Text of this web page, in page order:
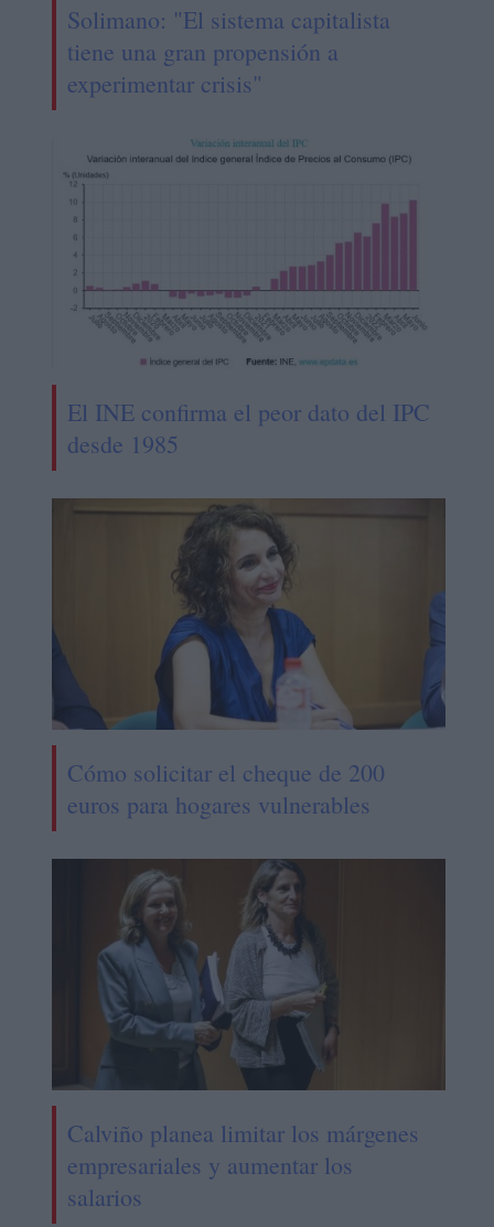
Solimano: "El sistema capitalista
tiene una gran propensión a
experimentar crisis"
El INE confirma el peor dato del IPC
desde 1985
Cómo solicitar el cheque de 200
euros para hogares vulnerables
Calviño planea limitar los márgenes
empresariales y aumentar los
salarios